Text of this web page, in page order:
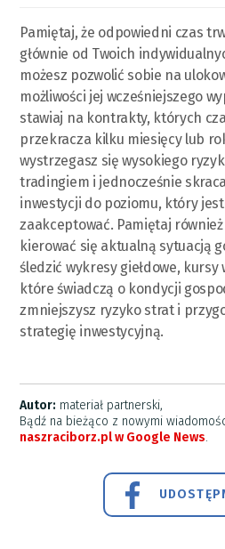
Pamiętaj, że odpowiedni czas
głównie od Twoich
możesz pozwolić sobie na
możliwości jej wcześniejszego
stawiaj na kontrakty, których
przekracza kilku miesięcy lub
wystrzegasz się wysokiego
tradingiem i jednocześnie
inwestycji do poziomu, który
zaakceptować. Pamiętaj
kierować się aktualną sytuacją
śledzić wykresy giełdowe,
które świadczą o kondycji
zmniejszysz ryzyko strat i
strategię inwestycyjną.
Autor: materiał partnerski,
Bądź na bieżąco z nowymi
naszraciborz.pl w Google News.